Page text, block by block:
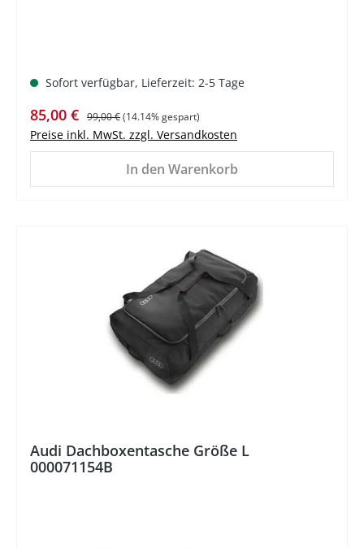
Sofort verfügbar, Lieferzeit: 2-5 Tage
Verkaufspreis:
85,00 € Regulärer Preis:
99,00 €(14.14% gespart)
Preise inkl. MwSt. zzgl. Versandkosten
In den Warenkorb
Audi Dachboxentasche Größe L
000071154B